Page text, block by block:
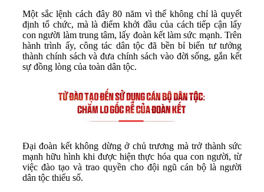
Một sắc lệnh cách đây 80 năm vì thế không chỉ là quyết
định tổ chức, mà là điểm khởi đầu của cách tiếp cận lấy
con người làm trung tâm, lấy đoàn kết làm sức mạnh. Trên
hành trình ấy, công tác dân tộc đã bền bỉ biến tư tưởng
thành chính sách và đưa chính sách vào đời sống, gắn kết
sự đồng lòng của toàn dân tộc.
Đại đoàn kết không dừng ở chủ trương mà trở thành sức
mạnh hữu hình khi được hiện thực hóa qua con người, từ
việc đào tạo và trao quyền cho đội ngũ cán bộ là người
dân tộc thiểu số.